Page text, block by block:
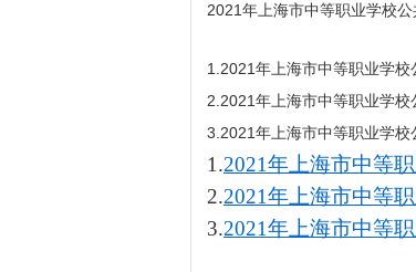
2021年上海市中等职业学校
1.2021年上海市中等职业学校
2.2021年上海市中等职业学校
3.2021年上海市中等职业学校
1.2021年上海市中等
2.2021年上海市中等
3.2021年上海市中等